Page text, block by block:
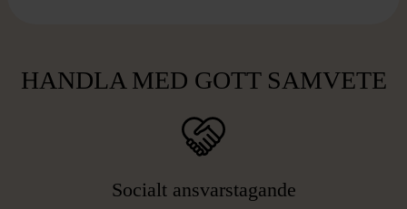
HANDLA MED GOTT SAMVETE
Socialt ansvarstagande